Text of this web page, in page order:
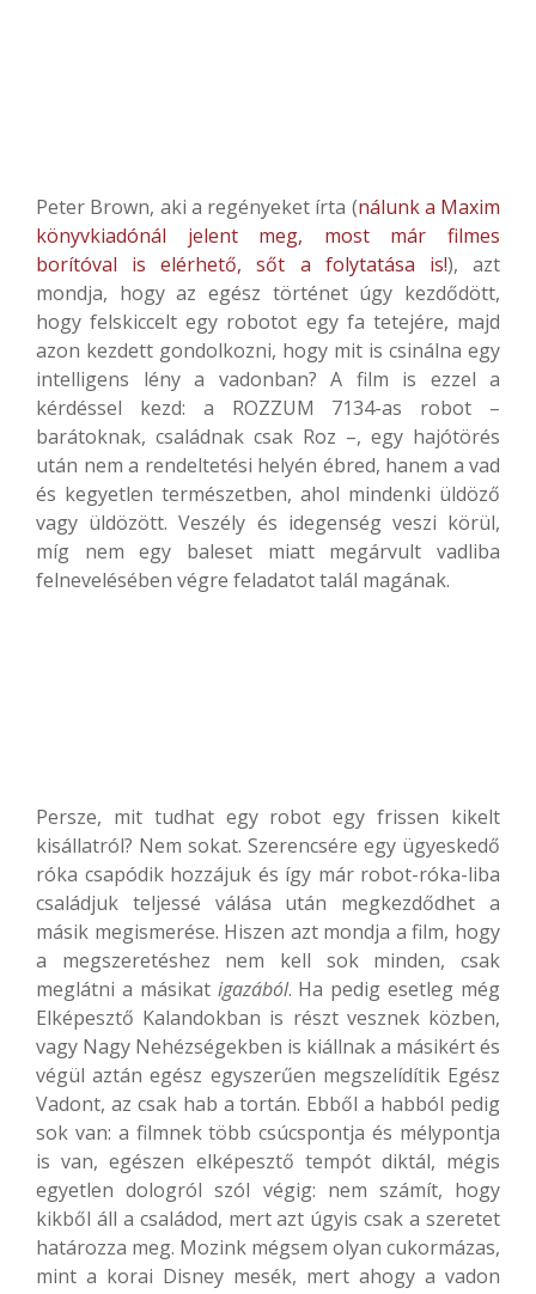
Peter Brown, aki a regényeket írta (nálunk a Maxim
könyvkiadónál jelent meg, most már filmes
borítóval is elérhető, sőt a folytatása is!), azt
mondja, hogy az egész történet úgy kezdődött,
hogy felskiccelt egy robotot egy fa tetejére, majd
azon kezdett gondolkozni, hogy mit is csinálna egy
intelligens lény a vadonban? A film is ezzel a
kérdéssel kezd: a ROZZUM 7134-as robot –
barátoknak, családnak csak Roz –, egy hajótörés
után nem a rendeltetési helyén ébred, hanem a vad
és kegyetlen természetben, ahol mindenki üldöző
vagy üldözött. Veszély és idegenség veszi körül,
míg nem egy baleset miatt megárvult vadliba
felnevelésében végre feladatot talál magának.
Persze, mit tudhat egy robot egy frissen kikelt
kisállatról? Nem sokat. Szerencsére egy ügyeskedő
róka csapódik hozzájuk és így már robot-róka-liba
családjuk teljessé válása után megkezdődhet a
másik megismerése. Hiszen azt mondja a film, hogy
a megszeretéshez nem kell sok minden, csak
meglátni a másikat igazából. Ha pedig esetleg még
Elképesztő Kalandokban is részt vesznek közben,
vagy Nagy Nehézségekben is kiállnak a másikért és
végül aztán egész egyszerűen megszelídítik Egész
Vadont, az csak hab a tortán. Ebből a habból pedig
sok van: a filmnek több csúcspontja és mélypontja
is van, egészen elképesztő tempót diktál, mégis
egyetlen dologról szól végig: nem számít, hogy
kikből áll a családod, mert azt úgyis csak a szeretet
határozza meg. Mozink mégsem olyan cukormázas,
mint a korai Disney mesék, mert ahogy a vadon